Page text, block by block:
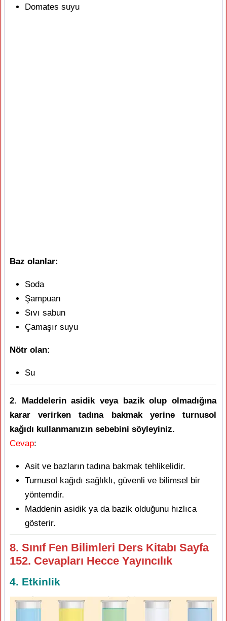
Domates suyu
Baz olanlar:
Soda
Şampuan
Sıvı sabun
Çamaşır suyu
Nötr olan:
Su
2. Maddelerin asidik veya bazik olup olmadığına
karar verirken tadına bakmak yerine turnusol
kağıdı kullanmanızın sebebini söyleyiniz.
Cevap:
Asit ve bazların tadına bakmak tehlikelidir.
Turnusol kağıdı sağlıklı, güvenli ve bilimsel bir
yöntemdir.
Maddenin asidik ya da bazik olduğunu hızlıca
gösterir.
8. Sınıf Fen Bilimleri Ders Kitabı Sayfa
152. Cevapları Hecce Yayıncılık
4. Etkinlik